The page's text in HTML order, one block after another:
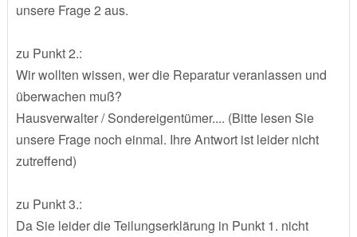
unsere Frage 2 aus.
zu Punkt 2.:
Wir wollten wissen, wer die Reparatur veranlassen und
überwachen muß?
Hausverwalter / Sondereigentümer.... (Bitte lesen Sie
unsere Frage noch einmal. Ihre Antwort ist leider nicht
zutreffend)
zu Punkt 3.:
Da Sie leider die Teilungserklärung in Punkt 1. nicht